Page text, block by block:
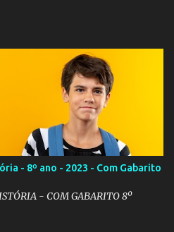
- 8º ano - 2023 - Com Gabarito
- COM GABARITO 8º